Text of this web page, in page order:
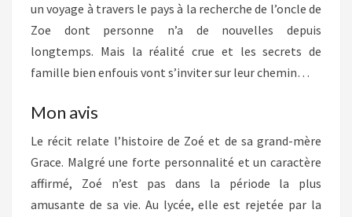
un voyage à travers le pays à la recherche de l’oncle de
Zoe dont personne n’a de nouvelles depuis
longtemps. Mais la réalité crue et les secrets de
famille bien enfouis vont s’inviter sur leur chemin…
Mon avis
Le récit relate l’histoire de Zoé et de sa grand-mère
Grace. Malgré une forte personnalité et un caractère
affirmé, Zoé n’est pas dans la période la plus
amusante de sa vie. Au lycée, elle est rejetée par la